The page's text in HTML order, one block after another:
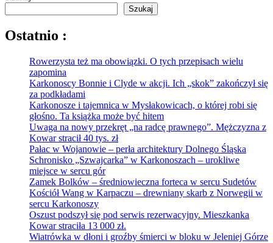
Szukaj
Ostatnio :
Rowerzysta też ma obowiązki. O tych przepisach wielu
zapomina
Karkonoscy Bonnie i Clyde w akcji. Ich „skok” zakończył się
za podkładami
Karkonosze i tajemnica w Mysłakowicach, o której robi się
głośno. Ta książka może być hitem
Uwaga na nowy przekręt „na radcę prawnego”. Mężczyzna z
Kowar stracił 40 tys. zł
Pałac w Wojanowie – perła architektury Dolnego Śląska
Schronisko „Szwajcarka” w Karkonoszach – urokliwe
miejsce w sercu gór
Zamek Bolków – średniowieczna forteca w sercu Sudetów
Kościół Wang w Karpaczu – drewniany skarb z Norwegii w
sercu Karkonoszy
Oszust podszył się pod serwis rezerwacyjny. Mieszkanka
Kowar straciła 13 000 zł.
Wiatrówka w dłoni i groźby śmierci w bloku w Jeleniej Górze